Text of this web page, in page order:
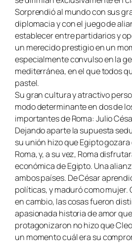
Sorprendió al mundo con sus
diplomacia y con el juego de
establecer entre partidarios y
un merecido prestigio en un
especialmente convulso en la
mediterránea, en el que todos
pastel.
Su gran cultura y atractivo
modo determinante en dos de
importantes de Roma: Julio
Dejando aparte la supuesta
su unión hizo que Egipto
Roma, y, a su vez, Roma
económica de Egipto. Una
ambos países. De César
políticas, y maduró como mujer.
en cambio, las cosas fueron
apasionada historia de amor
protagonizaron no hizo que
un momento cuál era su